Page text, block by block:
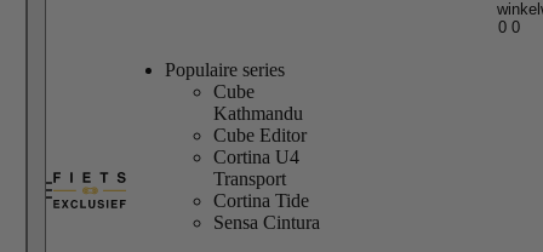
Populaire series
Cube
Kathmandu
Cube Editor
Cortina U4
Transport
Cortina Tide
Sensa Cintura
0 0